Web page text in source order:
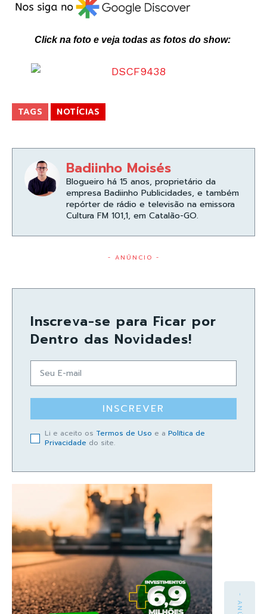
Click na foto e veja todas as fotos do show:
TAGS NOTÍCIAS
Badiinho Moisés
Blogueiro há 15 anos, proprietário da
empresa Badiinho Publicidades, e também
repórter de rádio e televisão na emissora
Cultura FM 101,1, em Catalão-GO.
- ANÚNCIO -
Inscreva-se para Ficar por
Dentro das Novidades!
INSCREVER
Li e aceito os Termos de Uso e a Política de
Privacidade do site.